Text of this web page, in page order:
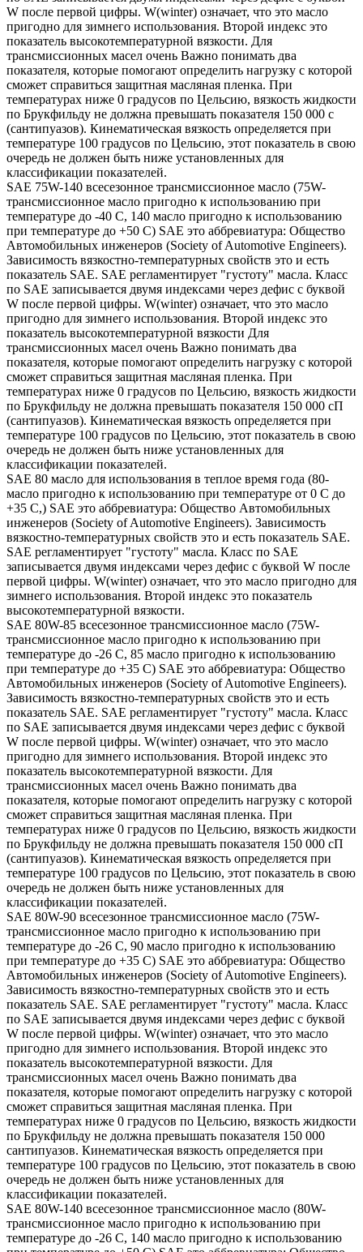
W после первой цифры. W(winter) означает, что это масло
пригодно для зимнего использования. Второй индекс это
показатель высокотемпературной вязкости. Для
трансмиссионных масел очень Важно понимать два
показателя, которые помогают определить нагрузку с которой
сможет справиться защитная масляная пленка. При
температурах ниже 0 градусов по Цельсию, вязкость жидкости
по Брукфильду не должна превышать показателя 150 000 с
(сантипуазов). Кинематическая вязкость определяется при
температуре 100 градусов по Цельсию, этот показатель в свою
очередь не должен быть ниже установленных для
классификации показателей.
SAE 75W-140 всесезонное трансмиссионное масло (75W-
трансмиссионное масло пригодно к использованию при
температуре до -40 С, 140 масло пригодно к использованию
при температуре до +50 С) SAE это аббревиатура: Общество
Автомобильных инженеров (Society of Automotive Engineers).
Зависимость вязкостно-температурных свойств это и есть
показатель SAE. SAE регламентирует "густоту" масла. Класс
по SAE записывается двумя индексами через дефис с буквой
W после первой цифры. W(winter) означает, что это масло
пригодно для зимнего использования. Второй индекс это
показатель высокотемпературной вязкости Для
трансмиссионных масел очень Важно понимать два
показателя, которые помогают определить нагрузку с которой
сможет справиться защитная масляная пленка. При
температурах ниже 0 градусов по Цельсию, вязкость жидкости
по Брукфильду не должна превышать показателя 150 000 сП
(сантипуазов). Кинематическая вязкость определяется при
температуре 100 градусов по Цельсию, этот показатель в свою
очередь не должен быть ниже установленных для
классификации показателей.
SAE 80 масло для использования в теплое время года (80-
масло пригодно к использованию при температуре от 0 С до
+35 С,) SAE это аббревиатура: Общество Автомобильных
инженеров (Society of Automotive Engineers). Зависимость
вязкостно-температурных свойств это и есть показатель SAE.
SAE регламентирует "густоту" масла. Класс по SAE
записывается двумя индексами через дефис с буквой W после
первой цифры. W(winter) означает, что это масло пригодно для
зимнего использования. Второй индекс это показатель
высокотемпературной вязкости.
SAE 80W-85 всесезонное трансмиссионное масло (75W-
трансмиссионное масло пригодно к использованию при
температуре до -26 С, 85 масло пригодно к использованию
при температуре до +35 С) SAE это аббревиатура: Общество
Автомобильных инженеров (Society of Automotive Engineers).
Зависимость вязкостно-температурных свойств это и есть
показатель SAE. SAE регламентирует "густоту" масла. Класс
по SAE записывается двумя индексами через дефис с буквой
W после первой цифры. W(winter) означает, что это масло
пригодно для зимнего использования. Второй индекс это
показатель высокотемпературной вязкости. Для
трансмиссионных масел очень Важно понимать два
показателя, которые помогают определить нагрузку с которой
сможет справиться защитная масляная пленка. При
температурах ниже 0 градусов по Цельсию, вязкость жидкости
по Брукфильду не должна превышать показателя 150 000 сП
(сантипуазов). Кинематическая вязкость определяется при
температуре 100 градусов по Цельсию, этот показатель в свою
очередь не должен быть ниже установленных для
классификации показателей.
SAE 80W-90 всесезонное трансмиссионное масло (75W-
трансмиссионное масло пригодно к использованию при
температуре до -26 С, 90 масло пригодно к использованию
при температуре до +35 С) SAE это аббревиатура: Общество
Автомобильных инженеров (Society of Automotive Engineers).
Зависимость вязкостно-температурных свойств это и есть
показатель SAE. SAE регламентирует "густоту" масла. Класс
по SAE записывается двумя индексами через дефис с буквой
W после первой цифры. W(winter) означает, что это масло
пригодно для зимнего использования. Второй индекс это
показатель высокотемпературной вязкости. Для
трансмиссионных масел очень Важно понимать два
показателя, которые помогают определить нагрузку с которой
сможет справиться защитная масляная пленка. При
температурах ниже 0 градусов по Цельсию, вязкость жидкости
по Брукфильду не должна превышать показателя 150 000
сантипуазов. Кинематическая вязкость определяется при
температуре 100 градусов по Цельсию, этот показатель в свою
очередь не должен быть ниже установленных для
классификации показателей.
SAE 80W-140 всесезонное трансмиссионное масло (80W-
трансмиссионное масло пригодно к использованию при
температуре до -26 С, 140 масло пригодно к использованию